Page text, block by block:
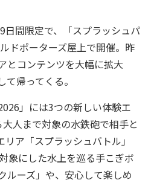
間限定で、「スプラッシュパ
ドポーターズ屋上で開催。昨
とコンテンツを大幅に拡大
帰ってくる。
」には3つの新しい体験エ
人まで対象の水鉄砲で相手と
ア「スプラッシュバトル」
象にした水上を巡る手こぎボ
ルーズ」や、安心して楽しめ